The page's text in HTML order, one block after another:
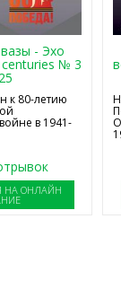
- Эхо
№ 3
к 80-летию
в 1941-
НА ОНЛАЙН